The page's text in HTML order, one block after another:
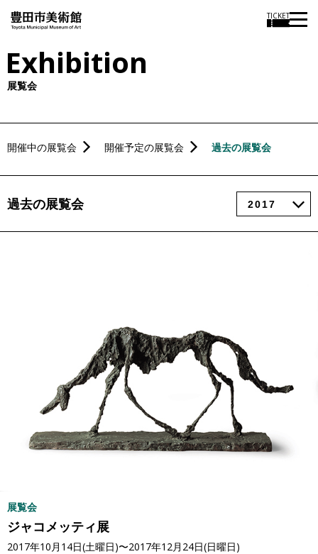
TICKET
Exhibition
展覧会
開催中の展覧会 開催予定の展覧会 過去の展覧会
過去の展覧会
展覧会
ジャコメッティ展
2017年10月14日(土曜日)〜2017年12月24日(日曜日)